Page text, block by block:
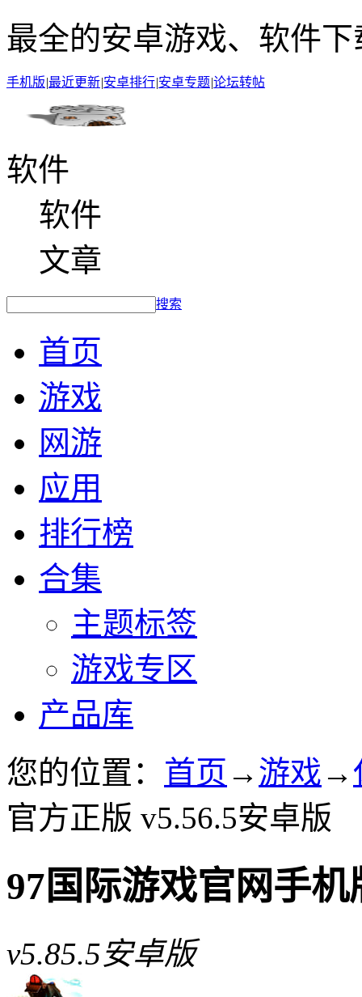
最全的安卓游戏、软件下
手机版|最近更新|安卓排行|安卓专题|论坛转帖
软件
软件
文章
搜索
首页
游戏
网游
应用
排行榜
合集
主题标签
游戏专区
产品库
您的位置： 首页 → 游戏 →
官方正版 v5.56.5安卓版
97国际游戏官网手
v5.85.5安卓版